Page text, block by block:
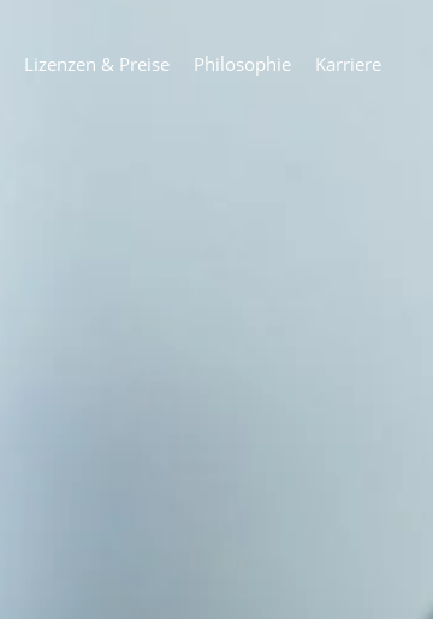
Lizenzen & Preise Philosophie Karriere